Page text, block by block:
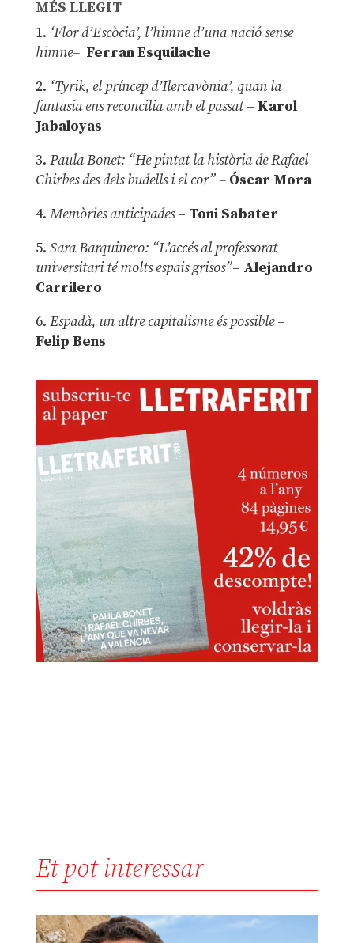
MÉS LLEGIT
1. ‘Flor d’Escòcia’, l’himne d’una nació sense
himne– Ferran Esquilache
2. ‘Tyrik, el príncep d’Ilercavònia’, quan la
fantasia ens reconcilia amb el passat– Karol
Jabaloyas
3. Paula Bonet: “He pintat la història de Rafael
Chirbes des dels budells i el cor” –Óscar Mora
4. Memòries anticipades– Toni Sabater
5. Sara Barquinero: “L’accés al professorat
universitari té molts espais grisos”– Alejandro
Carrilero
6. Espadà, un altre capitalisme és possible –
Felip Bens
Et pot interessar